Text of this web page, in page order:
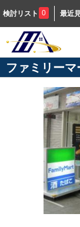
検討リスト 0 最近
ファミリー